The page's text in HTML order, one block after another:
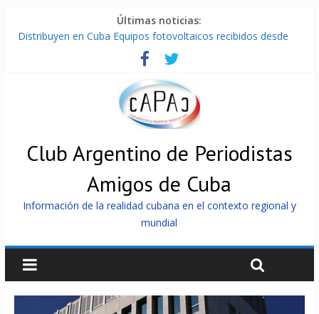
Últimas noticias:
Distribuyen en Cuba Equipos fotovoltaicos recibidos desde
La ONU condena medidas de EE.UU contra Cuba
Cuba alerta sobre doctrina militar de dominación de EEUU
Nuevas sanciones de EEUU contra Cuba apuntan a la
cooperación militar con Rusia y China
Brutal represión contra los que marchan para que no se
venda la patria
Club Argentino de Periodistas
Amigos de Cuba
Información de la realidad cubana en el contexto regional y
mundial